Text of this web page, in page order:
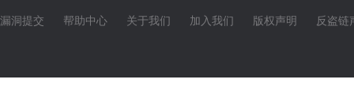
漏洞提交 帮助中心 关于我们 加入我们 版权声明 反盗链